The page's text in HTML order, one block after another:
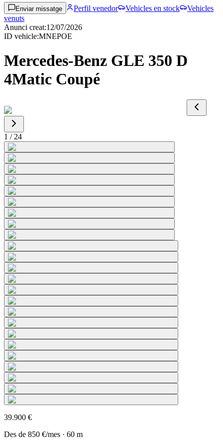
Enviar missatge Perfil venedor Vehicles en stock
Vehicles
venuts
Anunci creat:12/07/2026
ID vehicle:MNEPOE
Mercedes-Benz GLE 350 D
4Matic Coupé
1 / 24
39.900 €
Des de 850 €/mes · 60 m